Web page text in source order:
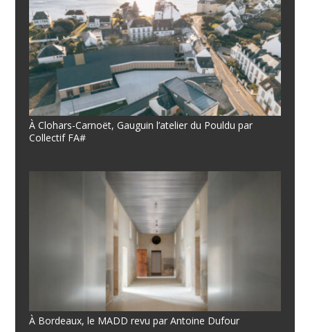
À Clohars-Carnoët, Gauguin l’atelier du Pouldu par
Collectif FA#
À Bordeaux, le MADD revu par Antoine Dufour